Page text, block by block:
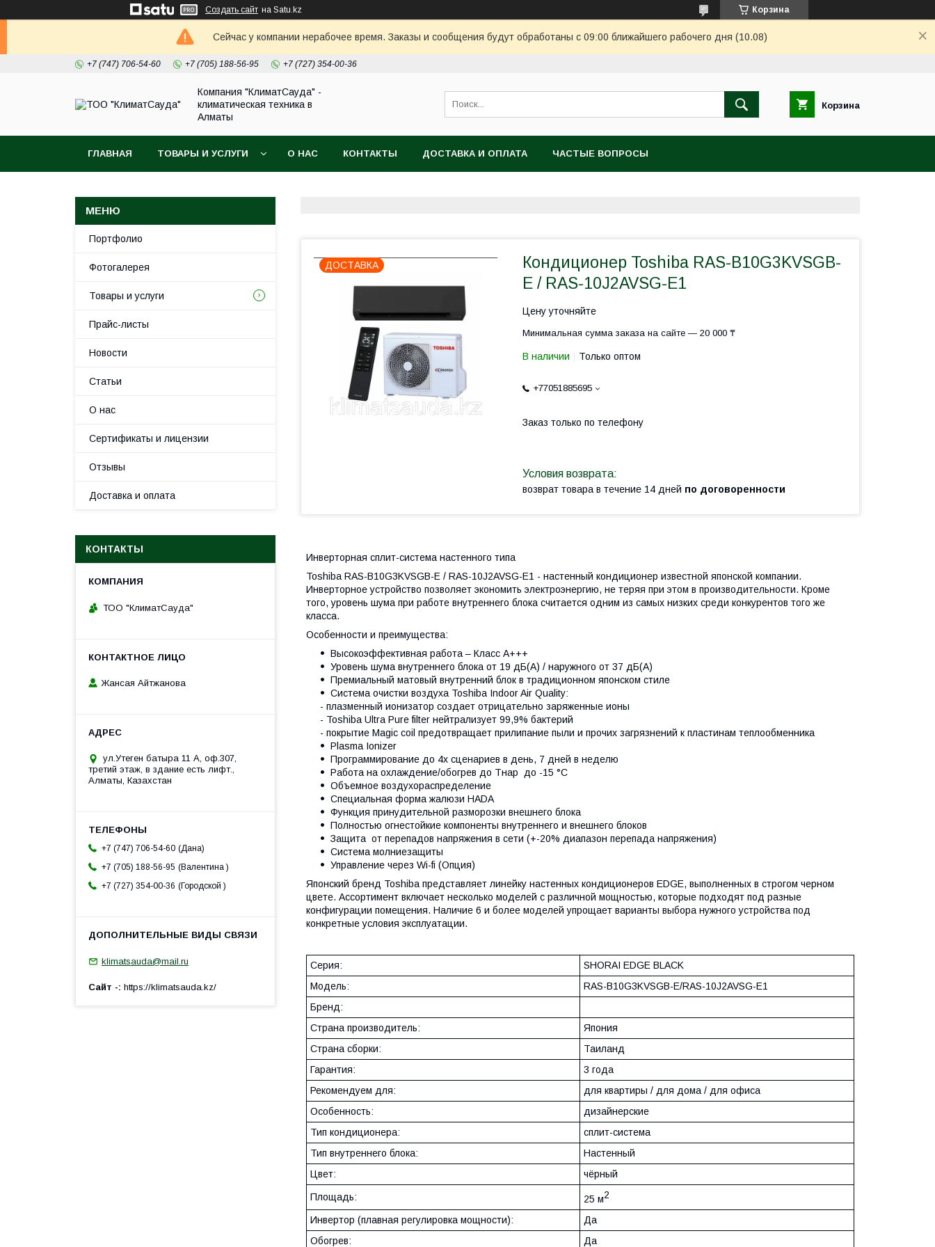
Создать сайт на Satu.kz Корзина
Сейчас у компании нерабочее время. Заказы и сообщения будут обработаны с 09:00 ближайшего рабочего дня (10.08)
+7 (747) 706-54-60 +7 (705) 188-56-95 +7 (727) 354-00-36
Компания "КлиматСауда" -
климатическая техника в
Алматы
Корзина
ГЛАВНАЯ ТОВАРЫ И УСЛУГИ О НАС КОНТАКТЫ ДОСТАВКА И ОПЛАТА ЧАСТЫЕ ВОПРОСЫ
ДОСТАВКА
Кондиционер Toshiba RAS-B10G3KVSGB-
E / RAS-10J2AVSG-E1
Цену уточняйте
Минимальная сумма заказа на сайте — 20 000 ₸
В наличии Только оптом
+77051885695
Заказ только по телефону
возврат товара в течение 14 дней по договоренности
Инверторная сплит-система настенного типа
Toshiba RAS-B10G3KVSGB-E / RAS-10J2AVSG-E1 - настенный кондиционер известной японской компании.
Инверторное устройство позволяет экономить электроэнергию, не теряя при этом в производительности. Кроме
того, уровень шума при работе внутреннего блока считается одним из самых низких среди конкурентов того же
класса.
Особенности и преимущества:
Высокоэффективная работа – Класс А+++
Уровень шума внутреннего блока от 19 дБ(А) / наружного от 37 дБ(А)
Премиальный матовый внутренний блок в традиционном японском стиле
Cистема очистки воздуха Toshiba Indoor Air Quality:
- плазменный ионизатор создает отрицательно заряженные ионы
- Toshiba Ultra Pure filter нейтрализует 99,9% бактерий
- покрытие Magic coil предотвращает прилипание пыли и прочих загрязнений к пластинам теплообменника
Plasma Ionizer
Программирование до 4х сценариев в день, 7 дней в неделю
Работа на охлаждение/обогрев до Тнар до -15 °С
Объемное воздухораспределение
Cпециальная форма жалюзи HADA
Функция принудительной разморозки внешнего блока
Полностью огнестойкие компоненты внутреннего и внешнего блоков
Защита от перепадов напряжения в сети (+-20% диапазон перепада напряжения)
Система молниезащиты
Управление через Wi-fi (Опция)
Японский бренд Toshiba представляет линейку настенных кондиционеров EDGE, выполненных в строгом черном
цвете. Ассортимент включает несколько моделей с различной мощностью, которые подходят под разные
конфигурации помещения. Наличие 6 и более моделей упрощает варианты выбора нужного устройства под
конкретные условия эксплуатации.
Серия:
SHORAI EDGE BLACK
Модель:
RAS-B10G3KVSGB-E/RAS-10J2AVSG-E1
Бренд:
Страна производитель:
Япония
Страна сборки:
Таиланд
Гарантия:
3 года
Рекомендуем для:
для квартиры / для дома / для офиса
Особенность:
дизайнерские
Тип кондиционера:
сплит-система
Тип внутреннего блока:
Настенный
Цвет:
чёрный
Площадь: 25 м2
Инвертор (плавная регулировка мощности):
Да
Обогрев:
Да
Портфолио
Фотогалерея
Товары и услуги
Прайс-листы
Новости
Статьи
О нас
Сертификаты и лицензии
Отзывы
Доставка и оплата
КОНТАКТЫ
ТОО "КлиматСауда"
Жансая Айтжанова
ул.Утеген батыра 11 А, оф.307,
третий этаж, в здание есть лифт.,
Алматы, Казахстан
+7 (747) 706-54-60 Дана
+7 (705) 188-56-95
Валентина
+7 (727) 354-00-36
Городской
klimatsauda@mail.ru
Сайт - https://klimatsauda.kz/